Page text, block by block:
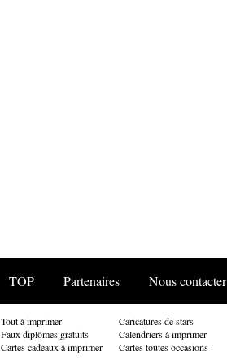
TOP Partenaires Nous contacter
Tout à imprimer
Faux diplômes gratuits
Cartes cadeaux à imprimer
Caricatures de stars
Calendriers à imprimer
Cartes toutes occasions